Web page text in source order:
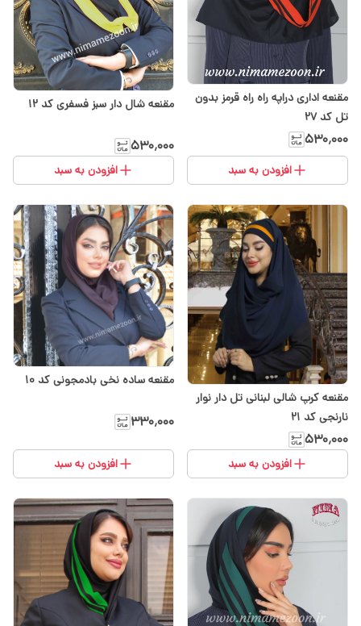
مقنعه اداری دراپه راه راه قرمز بدون
تل کد 27
۵۳۰٬۰۰۰
افزودن به سبد
مقنعه شال دار سبز فسفری کد ۱۲
۵۳۰٬۰۰۰
افزودن به سبد
مقنعه کرپ شالی لبنانی تل دار نوار
نارنجی کد ۲۱
۵۳۰٬۰۰۰
افزودن به سبد
مقنعه ساده نخی بادمجونی کد ۱۰
۳۳۰٬۰۰۰
افزودن به سبد